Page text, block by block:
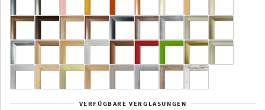
Aluminium
Yukon Alaska
VERFÜGBARE VERGLASUNGEN